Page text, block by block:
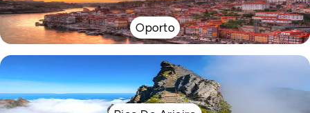
Oporto